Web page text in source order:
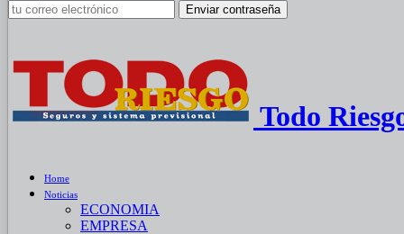
Todo
Home
Noticias
ECONOMIA
EMPRESA